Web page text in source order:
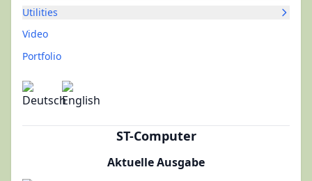
Utilities
Video
Portfolio
ST-Computer
Aktuelle Ausgabe